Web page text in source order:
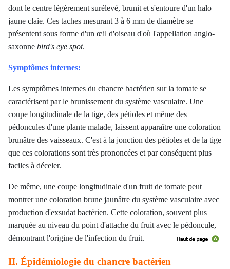
dont le centre légèrement surélevé, brunit et s'entoure d'un halo
jaune claie. Ces taches mesurant 3 à 6 mm de diamètre se
présentent sous forme d'un œil d'oiseau d'où l'appellation anglo-
saxonne bird's eye spot.
Symptômes internes:
Les symptômes internes du chancre bactérien sur la tomate se
caractérisent par le brunissement du système vasculaire. Une
coupe longitudinale de la tige, des pétioles et même des
pédoncules d'une plante malade, laissent apparaître une coloration
brunâtre des vaisseaux. C'est à la jonction des pétioles et de la tige
que ces colorations sont très prononcées et par conséquent plus
faciles à déceler.
De même, une coupe longitudinale d'un fruit de tomate peut
montrer une coloration brune jaunâtre du système vasculaire avec
production d'exsudat bactérien. Cette coloration, souvent plus
marquée au niveau du point d'attache du fruit avec le pédoncule,
démontrant l'origine de l'infection du fruit.
II. Épidémiologie du chancre bactérien